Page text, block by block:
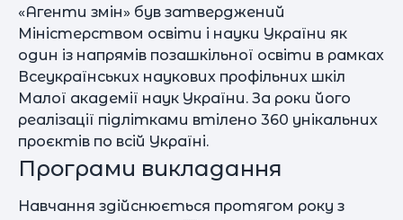
«Агенти змін» був затверджений
Міністерством освіти і науки України як
один із напрямів позашкільної освіти в рамках
Всеукраїнських наукових профільних шкіл
Малої академії наук України. За роки його
реалізації підлітками втілено 360 унікальних
проєктів по всій Україні.
Програми викладання
Навчання здійснюється протягом року з